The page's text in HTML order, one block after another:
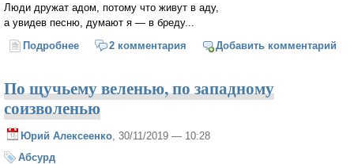
Люди дружат адом, потому что живут в аду,
а увидев песню, думают я — в бреду...
Подробнее о Птица2 комментария Добавить комментарий
По щучьему веленью, по западному
соизволенью
Юрий Алексеенко , 30/11/2019 — 10:28
Абсурд